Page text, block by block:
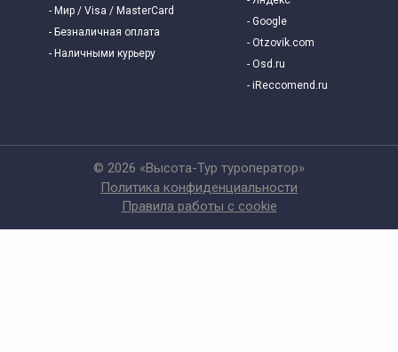
- Мир / Visa / MasterCard
- Безналичная оплата
- Наличными курьеру
- Google
- Otzovik.com
- Osd.ru
- iReccomend.ru
© 2026 «Высота-Тур туроператор»
Политика конфиденциальности
Правила работы с cookie